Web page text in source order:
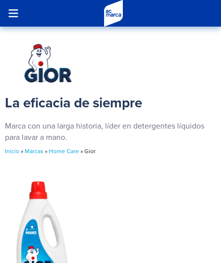
La eficacia de siempre
Marca con una larga historia, líder en detergentes líquidos
para lavar a mano.
Inicio» Marcas » Home Care»Gior